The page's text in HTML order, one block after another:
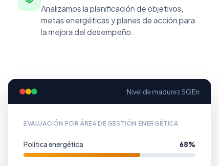
Analizamos la planificación de objetivos,
metas energéticas y planes de acción para
la mejora del desempeño.
Nivel de madurez SGEn
EVALUACIÓN POR ÁREA DE GESTIÓN ENERGÉTICA
Política energética 68%